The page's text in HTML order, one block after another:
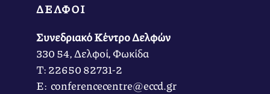
ΔΕΛΦΟΙ
Συνεδριακό Κέντρο Δελφών
330 54, Δελφοί, Φωκίδα
Τ: 22650 82731-2
Ε: conferencecentre@eccd.gr